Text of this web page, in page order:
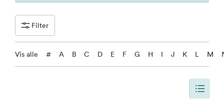
Filter
Vis alle # A B C D E F G H I J K L M